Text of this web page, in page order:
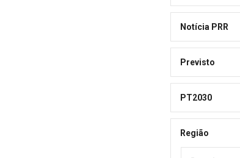
Notícia PRR
Previsto
PT2030
Região